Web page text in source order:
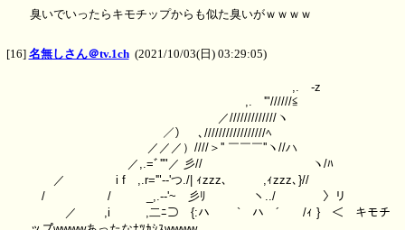
臭いでいったらキモチップからも似た臭いがｗｗｗｗ
[16] 名無しさん＠tv.1ch (2021/10/03(日) 03:29:05)
,. -z
,. '"//////≦
／/////////////ヽ
／） ､/////////////////ﾍ
／／／）////＞'' ￣￣￣''ヽ//ハ
／,.=ﾞ''"／ 彡// ヽ/ﾊ
／ i f ,.r='"-‐'つ./| ｨzzz､ ,ｨzzz､}//
/ / _,.-‐'~ 彡ﾘ ヽ../ 〉リ
／ ,i ,二ﾆ⊃ {:ハ ￣` ハ ´￣ /ｨ } ＜ キモチ